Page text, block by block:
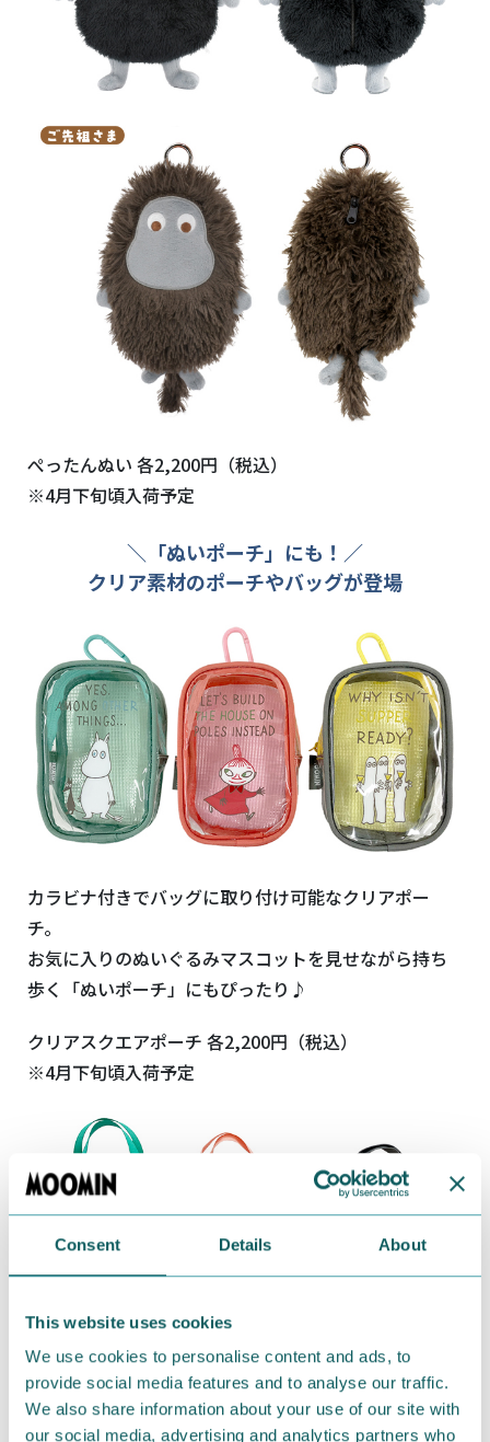
Consent Details About
This website uses cookies
We use cookies to personalise content and ads, to
provide social media features and to analyse our traffic.
We also share information about your use of our site with
our social media, advertising and analytics partners who
ぺったんぬい 各2,200円（税込）
※4月下旬頃入荷予定
＼「ぬいポーチ」にも！／
クリア素材のポーチやバッグが登場
カラビナ付きでバッグに取り付け可能なクリアポー
チ。
お気に入りのぬいぐるみマスコットを見せながら持ち
歩く「ぬいポーチ」にもぴったり♪
クリアスクエアポーチ 各2,200円（税込）
※4月下旬頃入荷予定
前後2か所にポケットと、ボトル類の収納に便利なルー
プ型の仕切りが付いた、荷物を見やすく収納していた